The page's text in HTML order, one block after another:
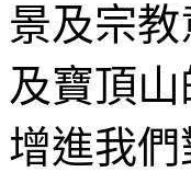
景及宗
及寶頂
增進我